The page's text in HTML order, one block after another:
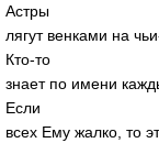
Астры
лягут венками на
Кто-то
знает по имени
Если
всех Ему жалко, то